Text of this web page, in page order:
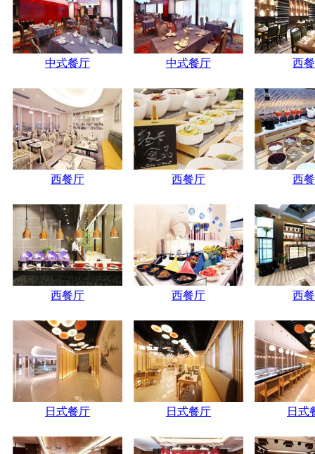
中式餐厅 中式餐厅 西
西餐厅 西餐厅 西
西餐厅 西餐厅 西
日式餐厅 日式餐厅 日式